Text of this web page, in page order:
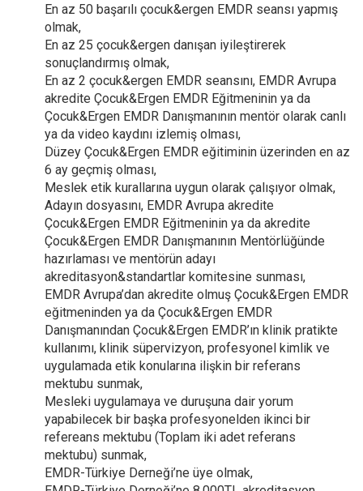
En az 50 başarılı çocuk&ergen EMDR seansı yapmış
olmak,
En az 25 çocuk&ergen danışan iyileştirerek
sonuçlandırmış olmak,
En az 2 çocuk&ergen EMDR seansını, EMDR Avrupa
akredite Çocuk&Ergen EMDR Eğitmeninin ya da
Çocuk&Ergen EMDR Danışmanının mentör olarak canlı
ya da video kaydını izlemiş olması,
Düzey Çocuk&Ergen EMDR eğitiminin üzerinden en az
6 ay geçmiş olması,
Meslek etik kurallarına uygun olarak çalışıyor olmak,
Adayın dosyasını, EMDR Avrupa akredite
Çocuk&Ergen EMDR Eğitmeninin ya da akredite
Çocuk&Ergen EMDR Danışmanının Mentörlüğünde
hazırlaması ve mentörün adayı
akreditasyon&standartlar komitesine sunması,
EMDR Avrupa’dan akredite olmuş Çocuk&Ergen EMDR
eğitmeninden ya da Çocuk&Ergen EMDR
Danışmanından Çocuk&Ergen EMDR’ın klinik pratikte
kullanımı, klinik süpervizyon, profesyonel kimlik ve
uygulamada etik konularına ilişkin bir referans
mektubu sunmak,
Mesleki uygulamaya ve duruşuna dair yorum
yapabilecek bir başka profesyonelden ikinci bir
refereans mektubu (Toplam iki adet referans
mektubu) sunmak,
EMDR-Türkiye Derneği’ne üye olmak,